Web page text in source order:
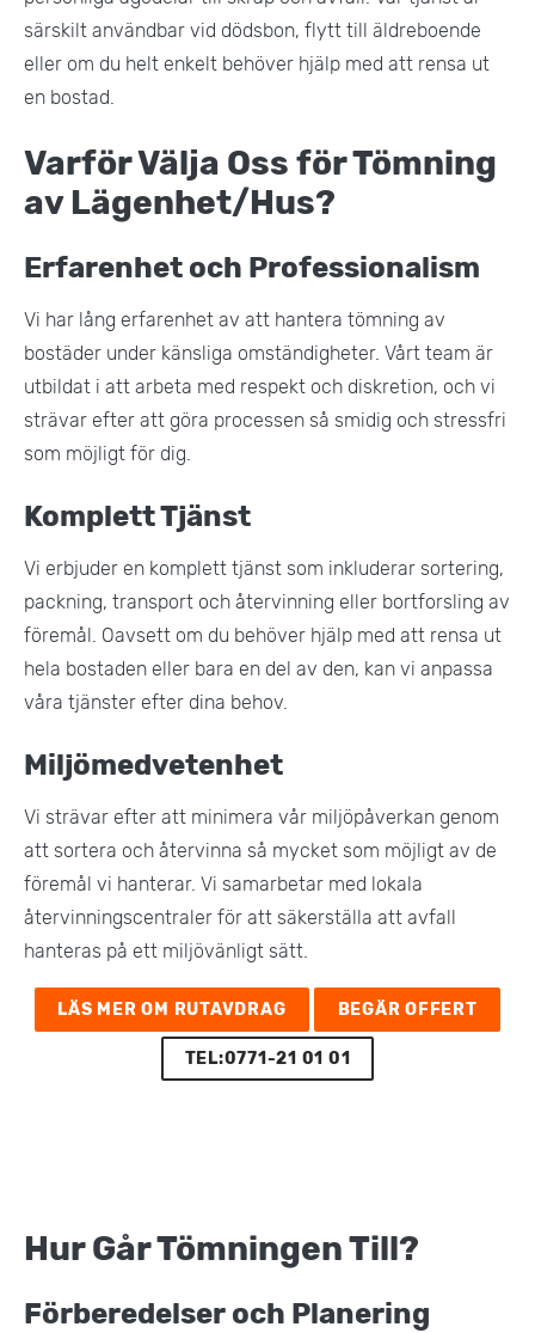
särskilt användbar vid dödsbon, flytt till äldreboende
eller om du helt enkelt behöver hjälp med att rensa ut
en bostad​.
Varför Välja Oss för Tömning
av Lägenhet/Hus?
Erfarenhet och Professionalism
Vi har lång erfarenhet av att hantera tömning av
bostäder under känsliga omständigheter. Vårt team är
utbildat i att arbeta med respekt och diskretion, och vi
strävar efter att göra processen så smidig och stressfri
som möjligt för dig​.
Komplett Tjänst
Vi erbjuder en komplett tjänst som inkluderar sortering,
packning, transport och återvinning eller bortforsling av
föremål. Oavsett om du behöver hjälp med att rensa ut
hela bostaden eller bara en del av den, kan vi anpassa
våra tjänster efter dina behov.
Miljömedvetenhet
Vi strävar efter att minimera vår miljöpåverkan genom
att sortera och återvinna så mycket som möjligt av de
föremål vi hanterar. Vi samarbetar med lokala
återvinningscentraler för att säkerställa att avfall
hanteras på ett miljövänligt sätt​.
LÄS MER OM RUTAVDRAG BEGÄR OFFERT
TEL:0771-21 01 01
Hur Går Tömningen Till?
Förberedelser och Planering